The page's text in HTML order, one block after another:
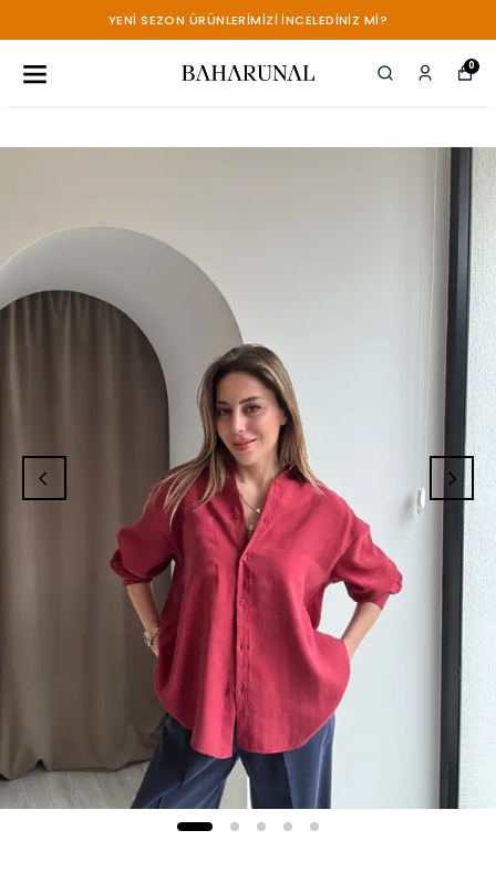
YENİ SEZON ÜRÜNLERİMİZİ İNCELEDİNİZ Mİ?
0